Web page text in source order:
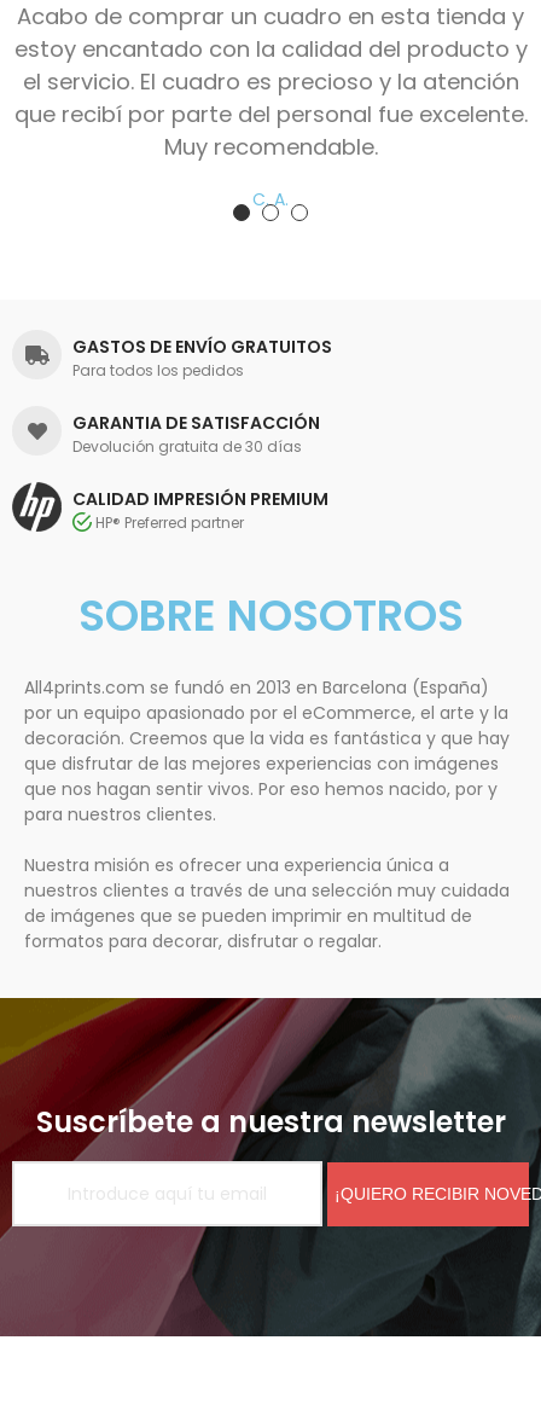
Acabo de comprar un cuadro en esta tienda y
estoy encantado con la calidad del producto y
el servicio. El cuadro es precioso y la atención
que recibí por parte del personal fue excelente.
Muy recomendable.
C. A.
GASTOS DE ENVÍO GRATUITOS
Para todos los pedidos
GARANTIA DE SATISFACCIÓN
Devolución gratuita de 30 días
CALIDAD IMPRESIÓN PREMIUM
HP® Preferred partner
SOBRE NOSOTROS
All4prints.com se fundó en 2013 en Barcelona (España)
por un equipo apasionado por el eCommerce, el arte y la
decoración. Creemos que la vida es fantástica y que hay
que disfrutar de las mejores experiencias con imágenes
que nos hagan sentir vivos. Por eso hemos nacido, por y
para nuestros clientes.
Nuestra misión es ofrecer una experiencia única a
nuestros clientes a través de una selección muy cuidada
de imágenes que se pueden imprimir en multitud de
formatos para decorar, disfrutar o regalar.
Suscríbete a nuestra newsletter
¡QUIERO RECIBIR